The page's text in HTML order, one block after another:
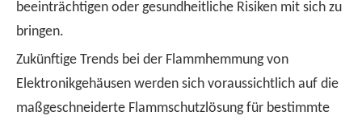
beeinträchtigen oder gesundheitliche Risiken mit sich zu
bringen.
Zukünftige Trends bei der Flammhemmung von
Elektronikgehäusen werden sich voraussichtlich auf die
maßgeschneiderte Flammschutzlösung für bestimmte